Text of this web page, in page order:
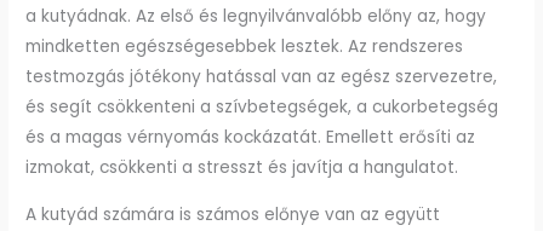
a kutyádnak. Az első és legnyilvánvalóbb előny az, hogy
mindketten egészségesebbek lesztek. Az rendszeres
testmozgás jótékony hatással van az egész szervezetre,
és segít csökkenteni a szívbetegségek, a cukorbetegség
és a magas vérnyomás kockázatát. Emellett erősíti az
izmokat, csökkenti a stresszt és javítja a hangulatot.
A kutyád számára is számos előnye van az együtt